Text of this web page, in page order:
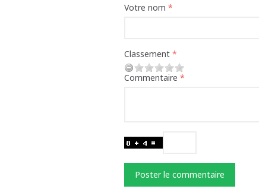
Votre nom
Classement
Commentaire
Poster le commentaire